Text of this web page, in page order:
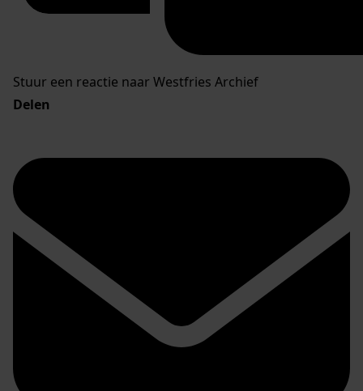
Stuur een reactie naar Westfries Archief
Delen